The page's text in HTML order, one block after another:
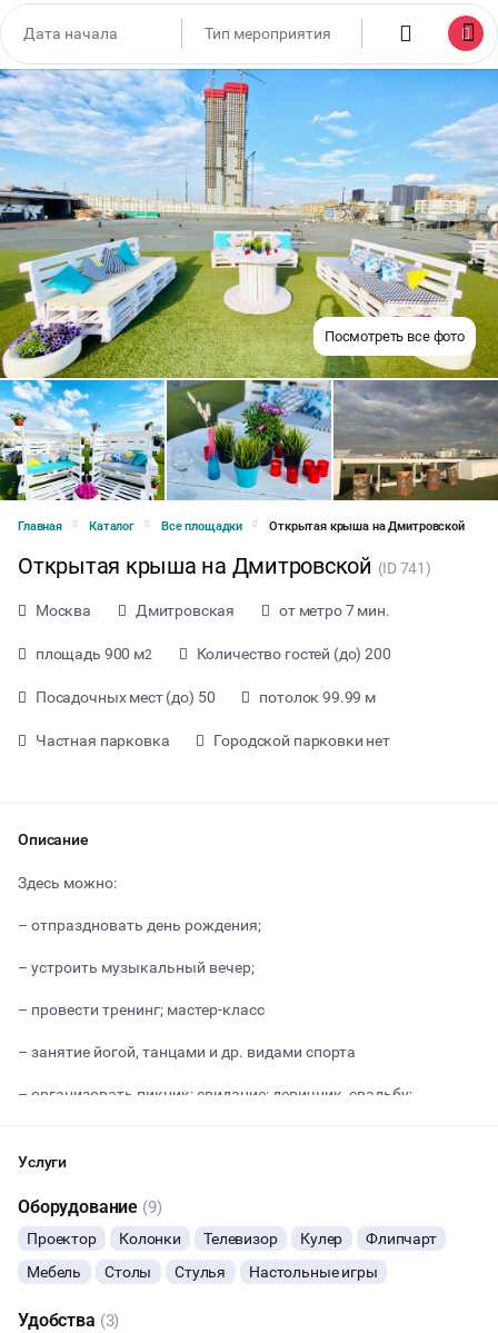
Посмотреть все фото
Главная Каталог Все площадки Открытая крыша на Дмитровской
Открытая крыша на Дмитровской (ID 741)
Москва Дмитровская от метро 7 мин.
площадь 900 м2 Количество гостей (до) 200
Посадочных мест (до) 50 потолок 99.99 м
Частная парковка Городской парковки нет
Описание
Здесь можно:
– отпраздновать день рождения;
– устроить музыкальный вечер;
– провести тренинг; мастер-класс
– занятие йогой, танцами и др. видами спорта
– организовать пикник; свидание; девичник, свадьбу;
Внимание, стоимость площадки зависит от типа мероприятия
и количества участников
Услуги
Оборудование (9)
Проектор Колонки Телевизор Кулер
Флипчарт
Мебель
Столы Стулья Настольные игры
Удобства (3)
от 2500 ₽ за час
ДЕТСКИЕ ПРАЗДНИКИ